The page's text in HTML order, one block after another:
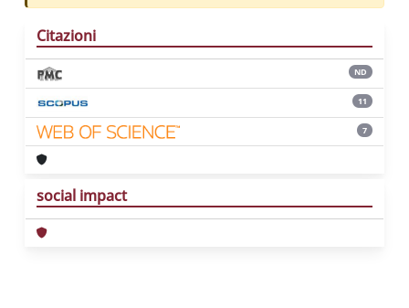
Citazioni
ND
11
7
social impact